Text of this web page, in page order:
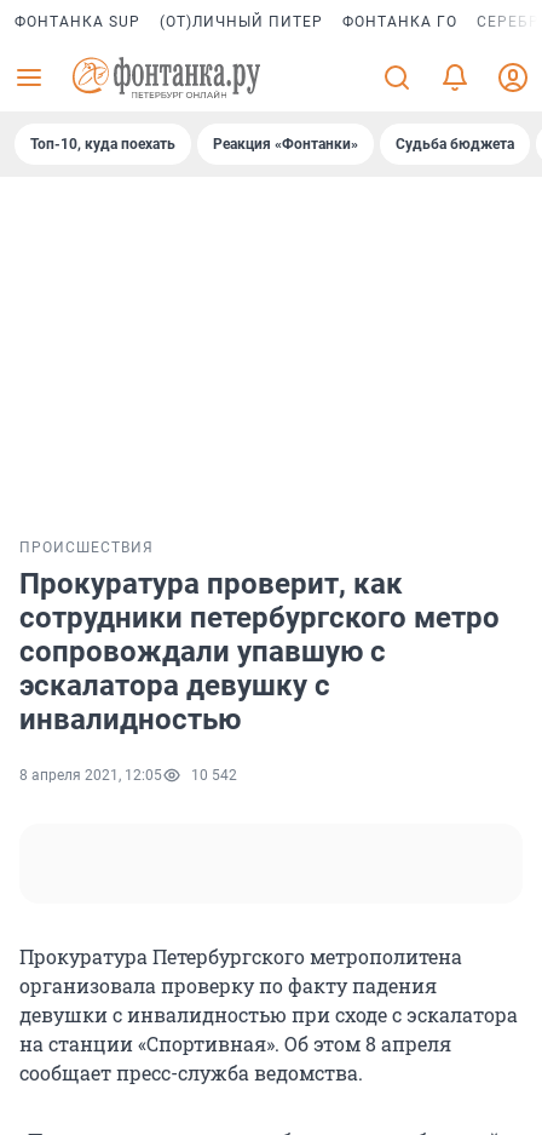
ФОНТАНКА SUP (ОТ)ЛИЧНЫЙ ПИТЕР ФОНТАНКА ГО
Топ-10, куда поехать Реакция «Фонтанки» Судьба бюджета
ПРОИСШЕСТВИЯ
Прокуратура проверит, как
сотрудники петербургского метро
сопровождали упавшую с
эскалатора девушку с
инвалидностью
8 апреля 2021, 12:05 10 542
Прокуратура Петербургского метрополитена
организовала проверку по факту падения
девушки с инвалидностью при сходе с эскалатора
на станции «Спортивная». Об этом 8 апреля
сообщает пресс-служба ведомства.